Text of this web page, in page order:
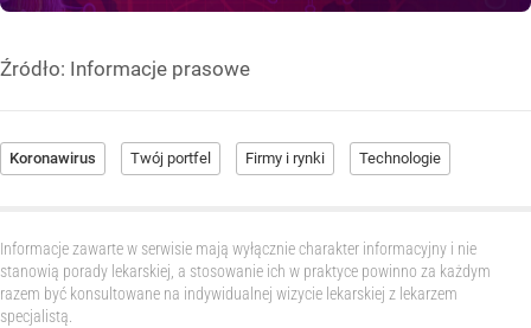
Źródło: Informacje prasowe
Koronawirus Twój portfel Firmy i rynki Technologie
Informacje zawarte w serwisie mają wyłącznie charakter informacyjny i nie
stanowią porady lekarskiej, a stosowanie ich w praktyce powinno za każdym
razem być konsultowane na indywidualnej wizycie lekarskiej z lekarzem
specjalistą.